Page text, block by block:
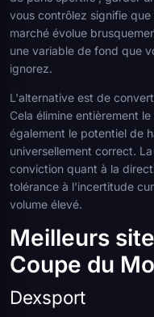
vous contrôlez signifie
marché évolue
une variable de fond que
ignorez.
L'alternative est de
Cela élimine entièrement
également le potentiel de
universellement correct.
conviction quant à la
tolérance à l'incertitude
volume élevé.
Meilleurs
Coupe du
Dexsport